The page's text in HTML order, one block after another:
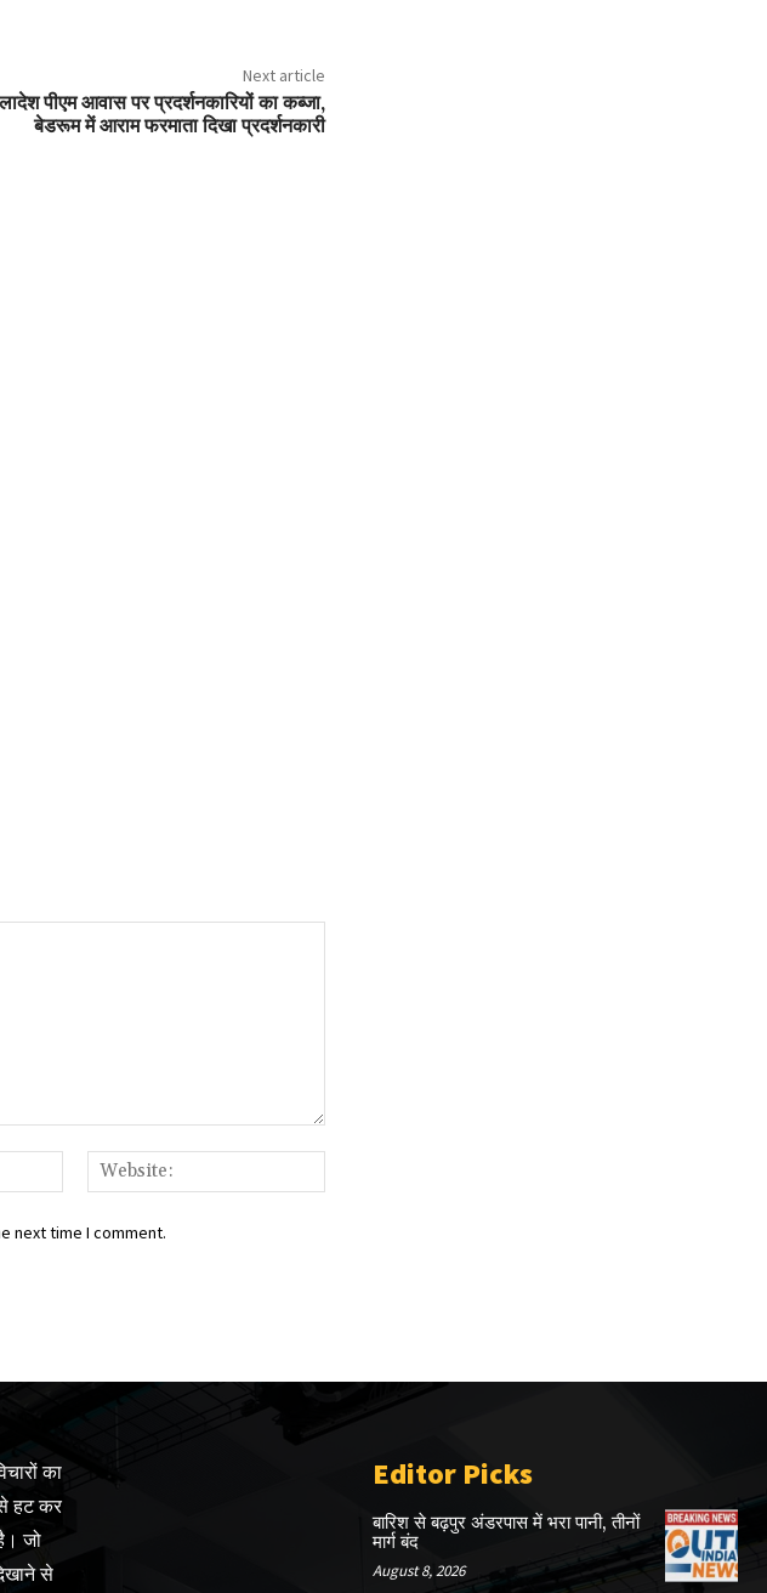
Next article
पीएम आवास पर प्रदर्शनकारियों का कब्जा,
बेडरूम में आराम फरमाता दिखा प्रदर्शनकारी
Email:*
next time I comment.
का
हट कर
जो
से
Editor Picks
बारिश से बढ़पुर अंडरपास में भरा पानी, तीनों
मार्ग बंद
August 8, 2026